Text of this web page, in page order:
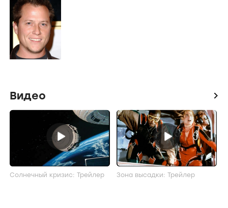
Видео icon
Солнечный кризис: Трейлер Зона высадки: Трейлер